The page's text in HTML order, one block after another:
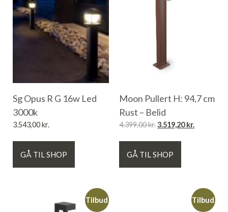
Sg Opus R G 16w Led
3000k
3.543,00kr.
GÅ TIL SHOP
Moon Pullert H: 94,7 cm
Rust – Belid
4.399,00kr.3.519,20kr.
GÅ TIL SHOP
Tilbud Tilbud